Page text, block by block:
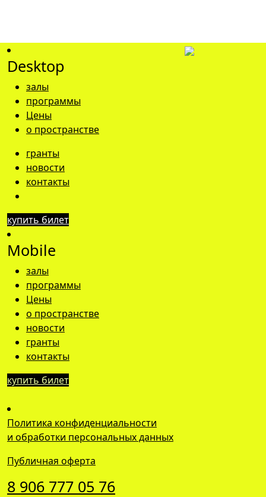
Определены победители конкурса
рисунков «Дома будущего в
Большой Стране”
Desktop
залы
программы
Цены
о пространстве
гранты
новости
контакты
купить билет
Mobile
залы
программы
Цены
о пространстве
новости
гранты
контакты
купить билет
Политика конфиденциальности
и обработки персональных данных
Публичная оферта
8 906 777 05 76